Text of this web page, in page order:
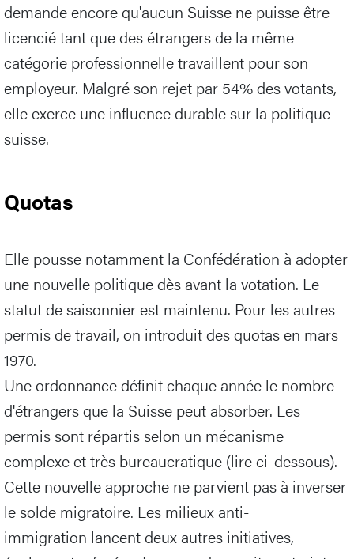
demande encore qu'aucun Suisse ne puisse être
licencié tant que des étrangers de la même
catégorie professionnelle travaillent pour son
employeur. Malgré son rejet par 54% des votants,
elle exerce une influence durable sur la politique
suisse.
Quotas
Elle pousse notamment la Confédération à adopter
une nouvelle politique dès avant la votation. Le
statut de saisonnier est maintenu. Pour les autres
permis de travail, on introduit des quotas en mars
1970.
Une ordonnance définit chaque année le nombre
d'étrangers que la Suisse peut absorber. Les
permis sont répartis selon un mécanisme
complexe et très bureaucratique (lire ci-dessous).
Cette nouvelle approche ne parvient pas à inverser
le solde migratoire. Les milieux anti-
immigration lancent deux autres initiatives,